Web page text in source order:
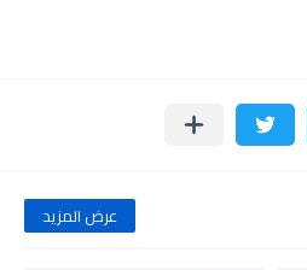
عرض المزيد